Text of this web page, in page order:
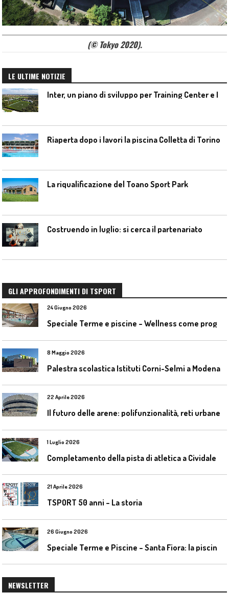
(© Tokyo 2020).
LE ULTIME NOTIZIE
Riaperta dopo i lavori la piscina Colletta di Torino
La riqualificazione del Toano Sport Park
Costruendo in luglio: si cerca il partenariato
GLI APPROFONDIMENTI DI TSPORT
24 Giugno 2026
8 Maggio 2026
Palestra scolastica Istituti Corni-Selmi a Modena
22 Aprile 2026
1 Luglio 2026
21 Aprile 2026
TSPORT 50 anni – La storia
26 Giugno 2026
NEWSLETTER